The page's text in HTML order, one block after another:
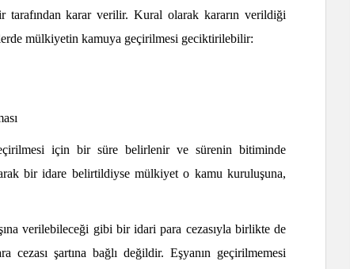
karar verilir. Kural olarak kararın verildiği
mülkiyetin kamuya geçirilmesi geciktirilebilir:
için bir süre belirlenir ve sürenin bitiminde
bir idare belirtildiyse mülkiyet o kamu kuruluşuna,
verilebileceği gibi bir idari para cezasıyla birlikte de
cezası şartına bağlı değildir. Eşyanın geçirilmemesi